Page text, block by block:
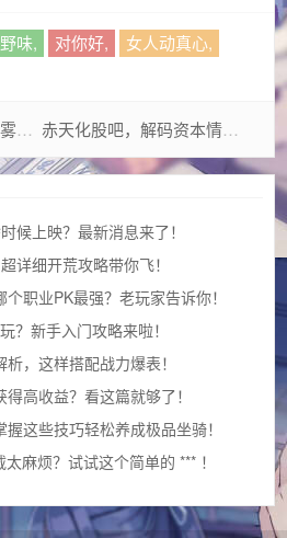
味, 对你好,
女人动真心,
码 赤天化股吧，解码资本情绪背后的投资理性与市场迷局
候上映？最新消息来了！
详细开荒攻略带你飞！
职业PK最强？老玩家告诉你！
？新手入门攻略来啦！
，这样搭配战力爆表！
高收益？看这篇就够了！
这些技巧轻松养成极品坐骑！
麻烦？试试这个简单的 *** ！